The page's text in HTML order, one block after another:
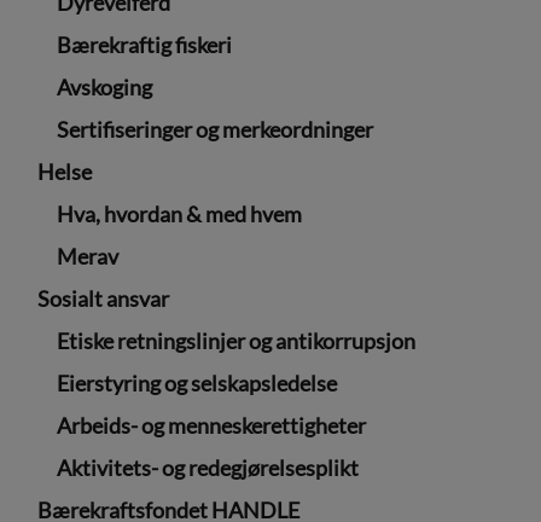
Bærekraftig fiskeri
Avskoging
Sertifiseringer og merkeordninger
Helse
Hva, hvordan & med hvem
Merav
Sosialt ansvar
Etiske retningslinjer og antikorrupsjon
Eierstyring og selskapsledelse
Arbeids- og menneskerettigheter
Aktivitets- og redegjørelsesplikt
Bærekraftsfondet HANDLE